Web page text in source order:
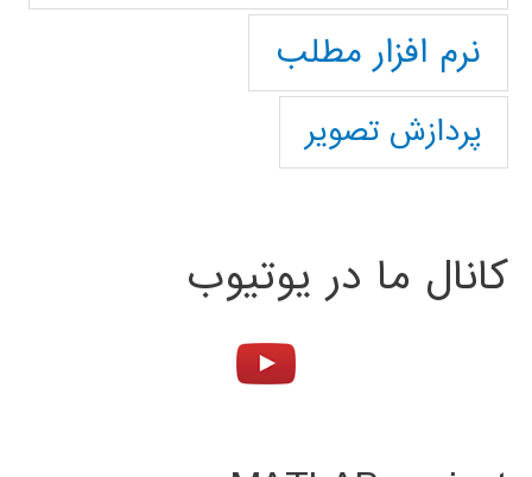
نرم افزار مطلب
پردازش تصویر
کانال ما در یوتیوب